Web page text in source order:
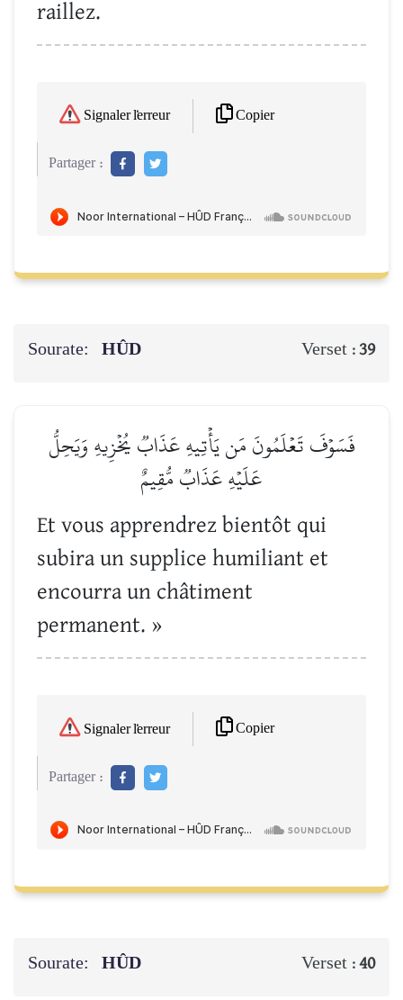
raillez.
Signaler l'erreur Copier
Partager :
Sourate: HÛD Verset :39
فَسَوۡفَ تَعۡلَمُونَ مَن يَأۡتِيهِ عَذَابٞ يُخۡزِيهِ وَيَحِلُّ
عَلَيۡهِ عَذَابٞ مُّقِيمٌ
Et vous apprendrez bientôt qui
subira un supplice humiliant et
encourra un châtiment
permanent. »
Signaler l'erreur Copier
Partager :
Sourate: HÛD Verset :40